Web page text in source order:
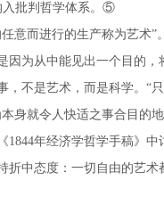
入批判哲学体系。⑤
而进行的生产称为艺术”
为从中能见出一个目的
不是艺术，而是科学。“
身就令人快适之事合目的
年经济学哲学手稿》中
中态度：一切自由的艺